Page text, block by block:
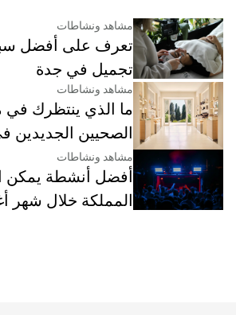
مشاهد ونشاطات
تعرف على أفضل
تجميل في جدة
مشاهد ونشاطات
ما الذي ينتظرك في
الصحيين الجديدين
مشاهد ونشاطات
أفضل أنشطة يمكن
المملكة خلال شهر